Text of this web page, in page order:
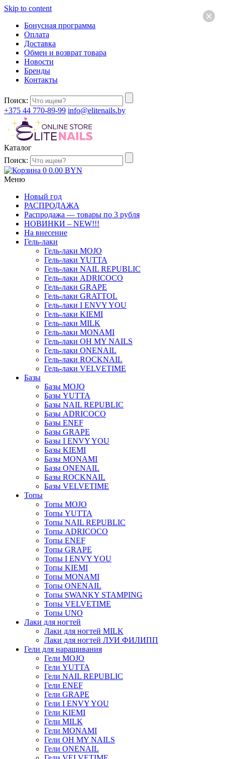
Skip to content
Бонусная программа
Оплата
Доставка
Обмен и возврат товара
Новости
Бренды
Контакты
Поиск:
+375 44 770-89-99 info@elitenails.by
Каталог
Поиск:
0 0.00 BYN
Меню
Новый год
РАСПРОДАЖА
Распродажа — товары по 3 рубля
НОВИНКИ – NEW!!!
На внесение
Гель-лаки
Гель-лаки MOJO
Гель-лаки YUTTA
Гель-лаки NAIL REPUBLIC
Гель-лаки ADRICOCO
Гель-лаки GRAPE
Гель-лаки GRATTOL
Гель-лаки I ENVY YOU
Гель-лаки KIEMI
Гель-лаки MILK
Гель-лаки MONAMI
Гель-лаки OH MY NAILS
Гель-лаки ONENAIL
Гель-лаки ROCKNAIL
Гель-лаки VELVETIME
Базы
Базы MOJO
Базы YUTTA
Базы NAIL REPUBLIC
Базы ADRICOCO
Базы ENEF
Базы GRAPE
Базы I ENVY YOU
Базы KIEMI
Базы MONAMI
Базы ONENAIL
Базы ROCKNAIL
Базы VELVETIME
Топы
Топы MOJO
Топы YUTTA
Топы NAIL REPUBLIC
Топы ADRICOCO
Топы ENEF
Топы GRAPE
Топы I ENVY YOU
Топы KIEMI
Топы MONAMI
Топы ONENAIL
Топы SWANKY STAMPING
Топы VELVETIME
Топы UNO
Лаки для ногтей
Лаки для ногтей MILK
Лаки для ногтей ЛУИ ФИЛИПП
Гели для наращивания
Гели MOJO
Гели YUTTA
Гели NAIL REPUBLIC
Гели ENEF
Гели GRAPE
Гели I ENVY YOU
Гели KIEMI
Гели MILK
Гели MONAMI
Гели OH MY NAILS
Гели ONENAIL
×